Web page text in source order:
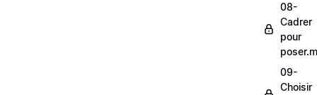
08-
Cadrer
pour
09-
Choisir